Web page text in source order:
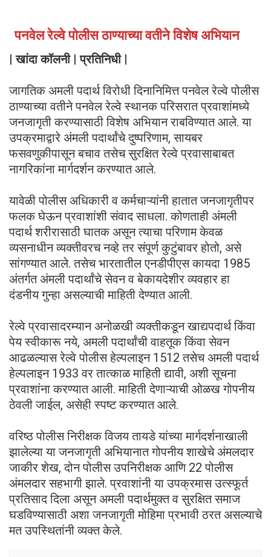
पनवेल रेल्वे पोलीस ठाण्याच्या वतीने विशेष अभियान
| खांदा कॉलनी | प्रतिनिधी |
जागतिक अमली पदार्थ विरोधी दिनानिमित्त पनवेल रेल्वे पोलीस
ठाण्याच्या वतीने पनवेल रेल्वे स्थानक परिसरात प्रवाशांमध्ये
जनजागृती करण्यासाठी विशेष अभियान राबविण्यात आले. या
उपक्रमाद्वारे अंमली पदार्थांचे दुष्परिणाम, सायबर
फसवणुकीपासून बचाव तसेच सुरक्षित रेल्वे प्रवासाबाबत
नागरिकांना मार्गदर्शन करण्यात आले.
यावेळी पोलीस अधिकारी व कर्मचाऱ्यांनी हातात जनजागृतीपर
फलक घेऊन प्रवाशांशी संवाद साधला. कोणताही अंमली
पदार्थ शरीरासाठी घातक असून त्याचा परिणाम केवळ
व्यसनाधीन व्यक्तीवरच नव्हे तर संपूर्ण कुटुंबावर होतो, असे
सांगण्यात आले. तसेच भारतातील एनडीपीएस कायदा 1985
अंतर्गत अंमली पदार्थांचे सेवन व बेकायदेशीर व्यवहार हा
दंडनीय गुन्हा असल्याची माहिती देण्यात आली.
रेल्वे प्रवासादरम्यान अनोळखी व्यक्तीकडून खाद्यपदार्थ किंवा
पेय स्वीकारू नये, अमली पदार्थांची वाहतूक किंवा सेवन
आढळल्यास रेल्वे पोलीस हेल्पलाइन 1512 तसेच अमली पदार्थ
हेल्पलाइन 1933 वर तात्काळ माहिती द्यावी, अशी सूचना
प्रवाशांना करण्यात आली. माहिती देणाऱ्याची ओळख गोपनीय
ठेवली जाईल, असेही स्पष्ट करण्यात आले.
वरिष्ठ पोलीस निरीक्षक विजय तायडे यांच्या मार्गदर्शनाखाली
झालेल्या या जनजागृती अभियानात गोपनीय शाखेचे अंमलदार
जाकीर शेख, दोन पोलीस उपनिरीक्षक आणि 22 पोलीस
अंमलदार सहभागी झाले. प्रवाशांनी या उपक्रमास उत्स्फूर्त
प्रतिसाद दिला असून अमली पदार्थमुक्त व सुरक्षित समाज
घडविण्यासाठी अशा जनजागृती मोहिमा प्रभावी ठरत असल्याचे
मत उपस्थितांनी व्यक्त केले.